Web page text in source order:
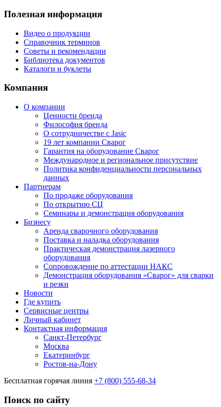
Полезная информация
Видео о продукции
Справочник терминов
Советы и рекомендации
Библиотека документов
Каталоги и буклеты
Компания
О компании
Ценности бренда
Философия бренда
О сотрудничестве с Jasic
19 лет компании Сварог
Гарантия на оборудование Сварог
Международное и региональное присутствие
Политика конфиденциальности персональных
данных
Партнерам
По продаже оборудования
По открытию СЦ
Семинары и демонстрация оборудования
Бизнесу
Аренда сварочного оборудования
Поставка и наладка оборудования
Практическая демонстрация лазерного
оборудования
Сопровождение по аттестации НАКС
Демонстрация оборудования «Сварог» для сварки
и резки
Новости
Где купить
Сервисные центры
Личный кабинет
Контактная информация
Санкт-Петербург
Москва
Екатеринбург
Ростов-на-Дону
Бесплатная горячая линия +7 (800) 555-68-34
Поиск по сайту